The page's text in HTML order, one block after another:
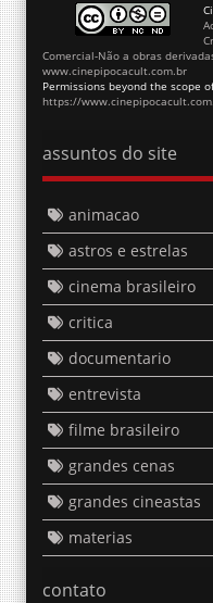
Comercial-Não a obras
www.cinepipocacult.com.br
Permissions beyond the scope
https://
assuntos do site
animacao
astros e estrelas
cinema brasileiro
critica
documentario
entrevista
filme brasileiro
grandes cenas
grandes cineastas
materias
contato